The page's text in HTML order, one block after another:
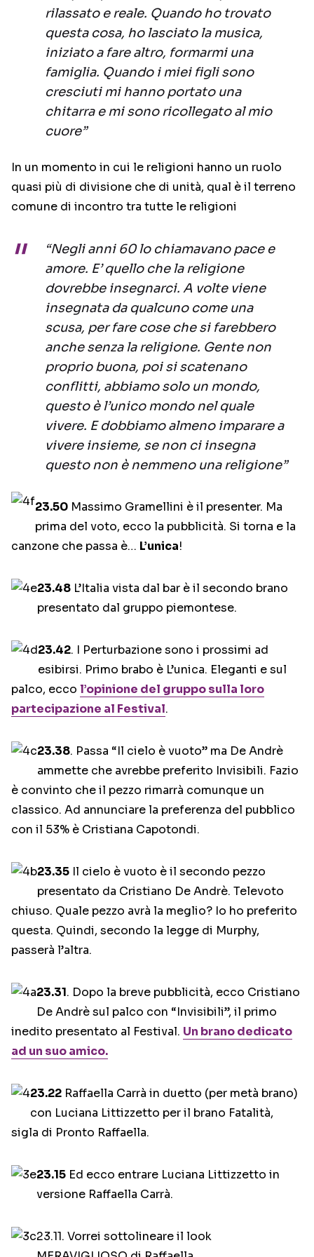
rilassato e reale. Quando ho trovato
questa cosa, ho lasciato la musica,
iniziato a fare altro, formarmi una
famiglia. Quando i miei figli sono
cresciuti mi hanno portato una
chitarra e mi sono ricollegato al mio
cuore”
In un momento in cui le religioni hanno un ruolo
quasi più di divisione che di unità, qual è il terreno
comune di incontro tra tutte le religioni
“Negli anni 60 lo chiamavano pace e
amore. E’ quello che la religione
dovrebbe insegnarci. A volte viene
insegnata da qualcuno come una
scusa, per fare cose che si farebbero
anche senza la religione. Gente non
proprio buona, poi si scatenano
conflitti, abbiamo solo un mondo,
questo è l’unico mondo nel quale
vivere. E dobbiamo almeno imparare a
vivere insieme, se non ci insegna
questo non è nemmeno una religione”
23.50 Massimo Gramellini è il presenter. Ma
prima del voto, ecco la pubblicità. Si torna e la
canzone che passa è… L’unica!
23.48 L’Italia vista dal bar è il secondo brano
presentato dal gruppo piemontese.
23.42. I Perturbazione sono i prossimi ad
esibirsi. Primo brabo è L’unica. Eleganti e sul
palco, ecco l’opinione del gruppo sulla loro
partecipazione al Festival.
23.38. Passa “Il cielo è vuoto” ma De Andrè
ammette che avrebbe preferito Invisibili. Fazio
è convinto che il pezzo rimarrà comunque un
classico. Ad annunciare la preferenza del pubblico
con il 53% è Cristiana Capotondi.
23.35 Il cielo è vuoto è il secondo pezzo
presentato da Cristiano De Andrè. Televoto
chiuso. Quale pezzo avrà la meglio? Io ho preferito
questa. Quindi, secondo la legge di Murphy,
passerà l’altra.
23.31. Dopo la breve pubblicità, ecco Cristiano
De Andrè sul palco con “Invisibili”, il primo
inedito presentato al Festival. Un brano dedicato
ad un suo amico.
23.22 Raffaella Carrà in duetto (per metà brano)
con Luciana Littizzetto per il brano Fatalità,
sigla di Pronto Raffaella.
23.15 Ed ecco entrare Luciana Littizzetto in
versione Raffaella Carrà.
23.11. Vorrei sottolineare il look